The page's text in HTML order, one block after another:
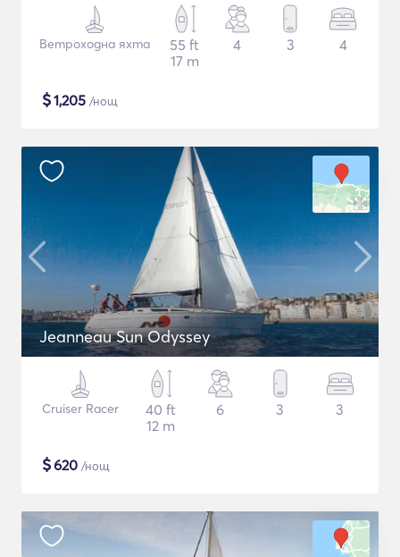
Ветроходна яхта
55 ft
17 m
4 3 4
$1,205 /нощ
Jeanneau Sun Odyssey
Cruiser Racer
40 ft
12 m
6 3 3
$620 /нощ